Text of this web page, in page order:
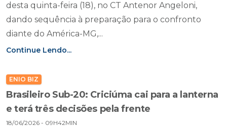
desta quinta-feira (18), no CT Antenor Angeloni,
dando sequência à preparação para o confronto
diante do América-MG,...
Continue Lendo...
ENIO BIZ
Brasileiro Sub-20: Criciúma cai para a lanterna
e terá três decisões pela frente
18/06/2026 - 09H42MIN